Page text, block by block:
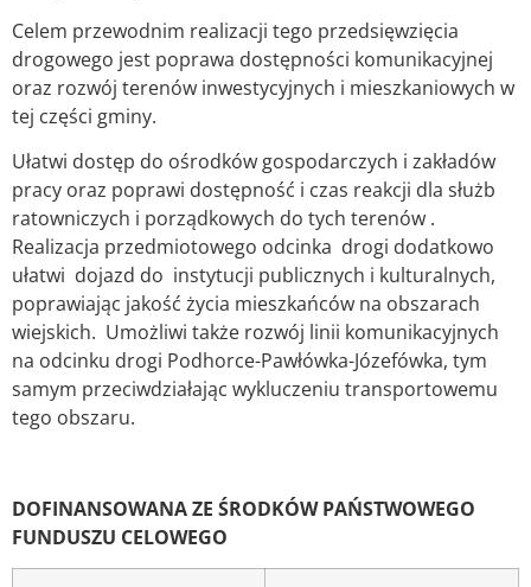
Celem przewodnim realizacji tego przedsięwzięcia
drogowego jest poprawa dostępności komunikacyjnej
oraz rozwój terenów inwestycyjnych i mieszkaniowych w
tej części gminy.
Ułatwi dostęp do ośrodków gospodarczych i zakładów
pracy oraz poprawi dostępność i czas reakcji dla służb
ratowniczych i porządkowych do tych terenów .
Realizacja przedmiotowego odcinka drogi dodatkowo
ułatwi dojazd do instytucji publicznych i kulturalnych,
poprawiając jakość życia mieszkańców na obszarach
wiejskich. Umożliwi także rozwój linii komunikacyjnych
na odcinku drogi Podhorce-Pawłówka-Józefówka, tym
samym przeciwdziałając wykluczeniu transportowemu
tego obszaru.
DOFINANSOWANA ZE ŚRODKÓW PAŃSTWOWEGO
FUNDUSZU CELOWEGO